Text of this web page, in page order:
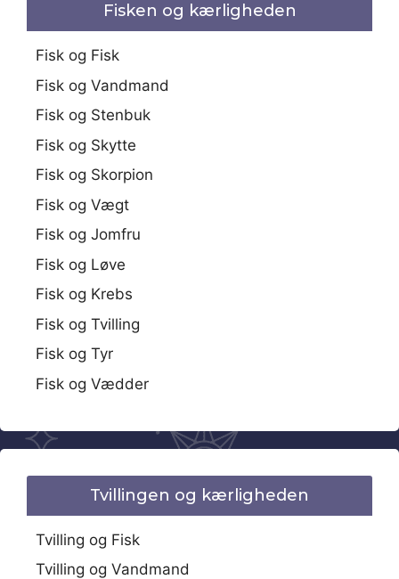
Fisken og kærligheden
Fisk og Fisk
Fisk og Vandmand
Fisk og Stenbuk
Fisk og Skytte
Fisk og Skorpion
Fisk og Vægt
Fisk og Jomfru
Fisk og Løve
Fisk og Krebs
Fisk og Tvilling
Fisk og Tyr
Fisk og Vædder
Tvillingen og kærligheden
Tvilling og Fisk
Tvilling og Vandmand